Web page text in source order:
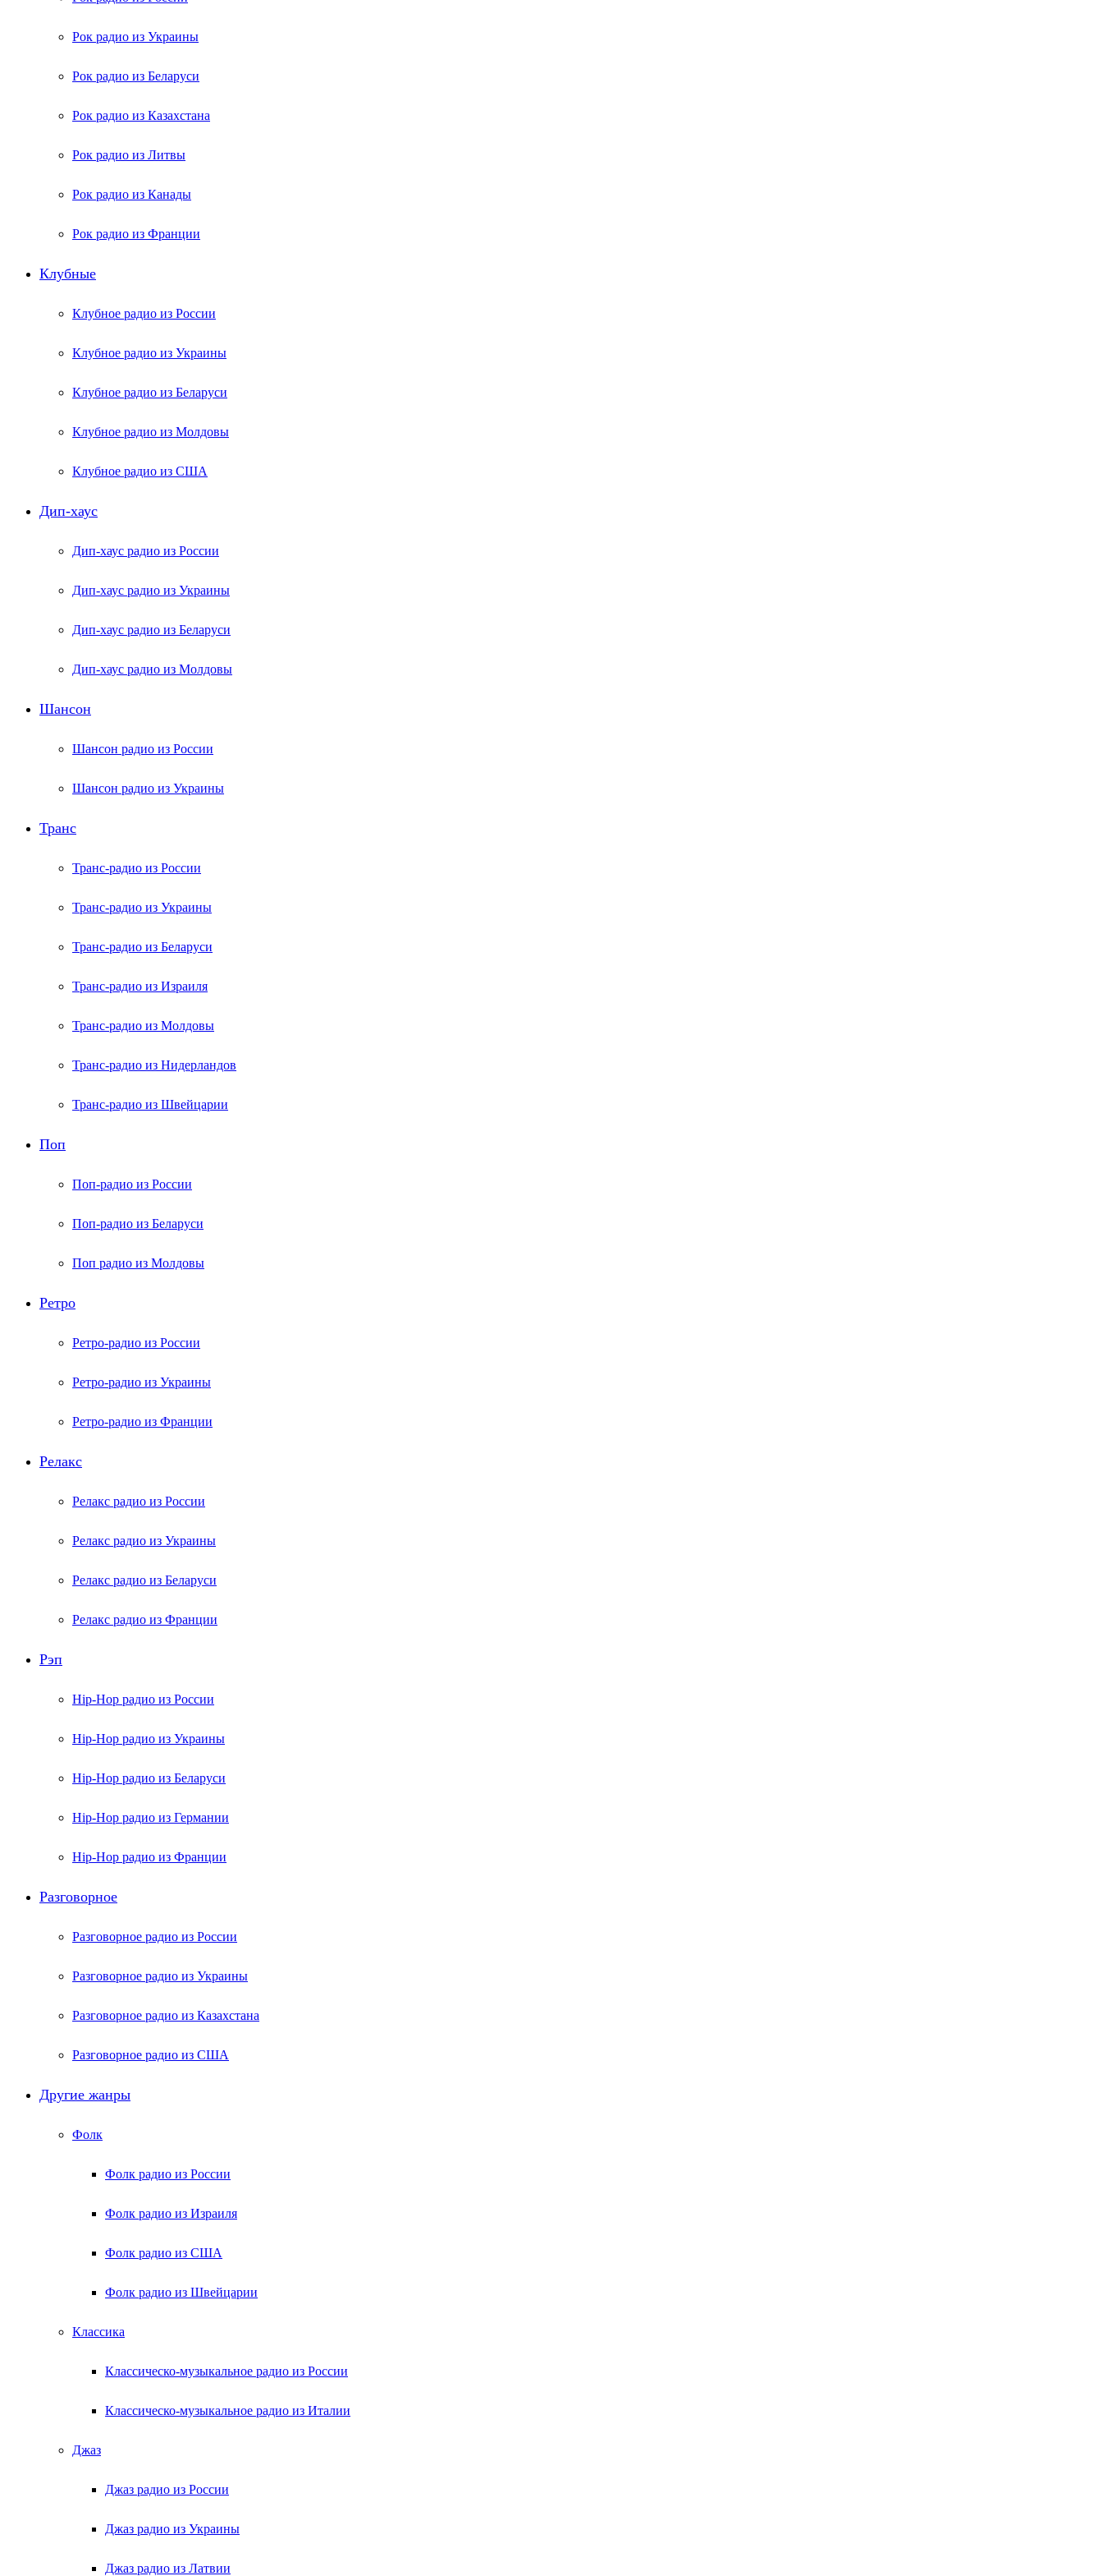
Рок радио из Украины
Рок радио из Беларуси
Рок радио из Казахстана
Рок радио из Литвы
Рок радио из Канады
Рок радио из Франции
Клубные
Клубное радио из России
Клубное радио из Украины
Клубное радио из Беларуси
Клубное радио из Молдовы
Клубное радио из США
Дип-хаус
Дип-хаус радио из России
Дип-хаус радио из Украины
Дип-хаус радио из Беларуси
Дип-хаус радио из Молдовы
Шансон
Шансон радио из России
Шансон радио из Украины
Транс
Транс-радио из России
Транс-радио из Украины
Транс-радио из Беларуси
Транс-радио из Израиля
Транс-радио из Молдовы
Транс-радио из Нидерландов
Транс-радио из Швейцарии
Поп
Поп-радио из России
Поп-радио из Беларуси
Поп радио из Молдовы
Ретро
Ретро-радио из России
Ретро-радио из Украины
Ретро-радио из Франции
Релакс
Релакс радио из России
Релакс радио из Украины
Релакс радио из Беларуси
Релакс радио из Франции
Рэп
Hip-Hop радио из России
Hip-Hop радио из Украины
Hip-Hop радио из Беларуси
Hip-Hop радио из Германии
Hip-Hop радио из Франции
Разговорное
Разговорное радио из России
Разговорное радио из Украины
Разговорное радио из Казахстана
Разговорное радио из США
Другие жанры
Фолк
Фолк радио из России
Фолк радио из Израиля
Фолк радио из США
Фолк радио из Швейцарии
Классика
Классическо-музыкальное радио из России
Классическо-музыкальное радио из Италии
Джаз
Джаз радио из России
Джаз радио из Украины
Джаз радио из Латвии